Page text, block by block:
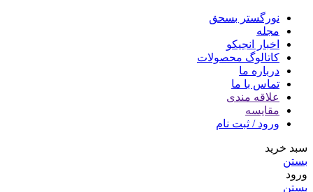
نورگستر بسحق
مجله
اخبار انجیکو
کاتالوگ محصولات
درباره ما
تماس با ما
علاقه مندی
مقایسه
ورود / ثبت نام
سبد خرید
بستن
ورود
بستن